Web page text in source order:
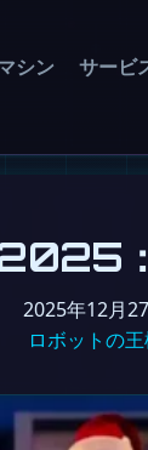
シン サービ
2025年12月
ロボットの